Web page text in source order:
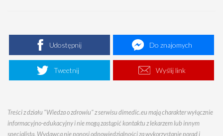
Udostępnij Do znajomych
Tweetnij Wyślij link
Treści z działu "Wiedza o zdrowiu" z serwisu dimedic.eu mają charakter wyłącznie
informacyjno-edukacyjny i nie mogą zastąpić kontaktu z lekarzem lub innym
specjalistą. Wydawca nie ponosi odpowiedzialności za wykorzystanie porad i